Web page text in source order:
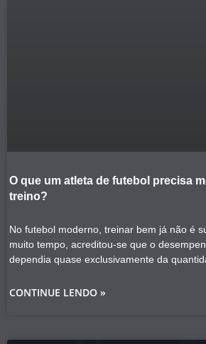
O que um atleta de futebol precisa
treino?
No futebol moderno, treinar bem já não é
muito tempo, acreditou-se que o
dependia quase exclusivamente da
CONTINUE LENDO »